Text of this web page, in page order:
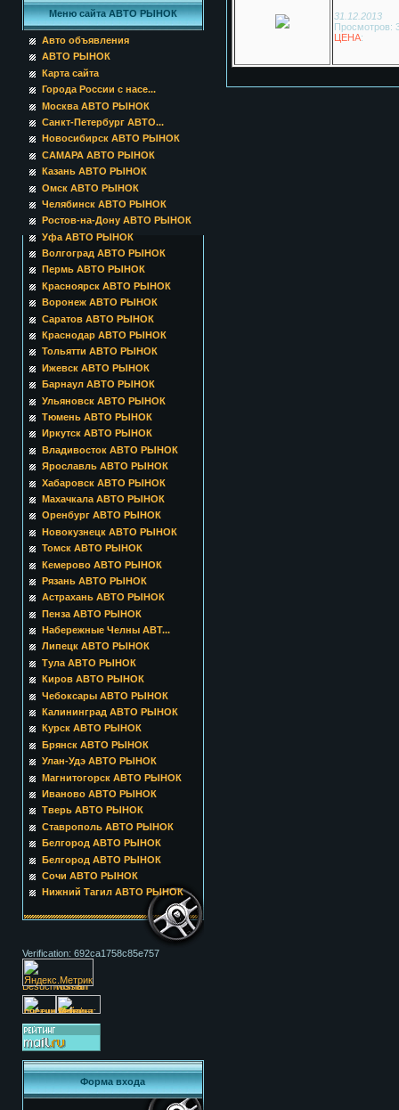
Меню сайта АВТО РЫНОК
Авто объявления
АВТО РЫНОК
Карта сайта
Города России с насе...
Москва АВТО РЫНОК
Санкт-Петербург АВТО...
Новосибирск АВТО РЫНОК
САМАРА АВТО РЫНОК
Казань АВТО РЫНОК
Омск АВТО РЫНОК
Челябинск АВТО РЫНОК
Ростов-на-Дону АВТО РЫНОК
Уфа АВТО РЫНОК
Волгоград АВТО РЫНОК
Пермь АВТО РЫНОК
Красноярск АВТО РЫНОК
Воронеж АВТО РЫНОК
Саратов АВТО РЫНОК
Краснодар АВТО РЫНОК
Тольятти АВТО РЫНОК
Ижевск АВТО РЫНОК
Барнаул АВТО РЫНОК
Ульяновск АВТО РЫНОК
Тюмень АВТО РЫНОК
Иркутск АВТО РЫНОК
Владивосток АВТО РЫНОК
Ярославль АВТО РЫНОК
Хабаровск АВТО РЫНОК
Махачкала АВТО РЫНОК
Оренбург АВТО РЫНОК
Новокузнецк АВТО РЫНОК
Томск АВТО РЫНОК
Кемерово АВТО РЫНОК
Рязань АВТО РЫНОК
Астрахань АВТО РЫНОК
Пенза АВТО РЫНОК
Набережные Челны АВТ...
Липецк АВТО РЫНОК
Тула АВТО РЫНОК
Киров АВТО РЫНОК
Чебоксары АВТО РЫНОК
Калининград АВТО РЫНОК
Курск АВТО РЫНОК
Брянск АВТО РЫНОК
Улан-Удэ АВТО РЫНОК
Магнитогорск АВТО РЫНОК
Иваново АВТО РЫНОК
Тверь АВТО РЫНОК
Ставрополь АВТО РЫНОК
Белгород АВТО РЫНОК
Белгород АВТО РЫНОК
Сочи АВТО РЫНОК
Нижний Тагил АВТО РЫНОК
Verification: 692ca1758c85e757
Форма входа
31.12.2013
Просмотров:
ЦЕНА: